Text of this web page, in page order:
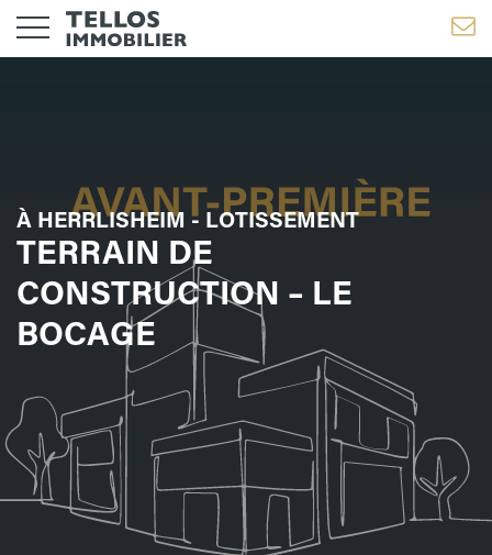
À HERRLISHEIM - LOTISSEMENT
TERRAIN DE
CONSTRUCTION – LE
BOCAGE